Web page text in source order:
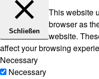
Schließen
This website
browser as
website.
affect your browsing
Necessary
Necessary